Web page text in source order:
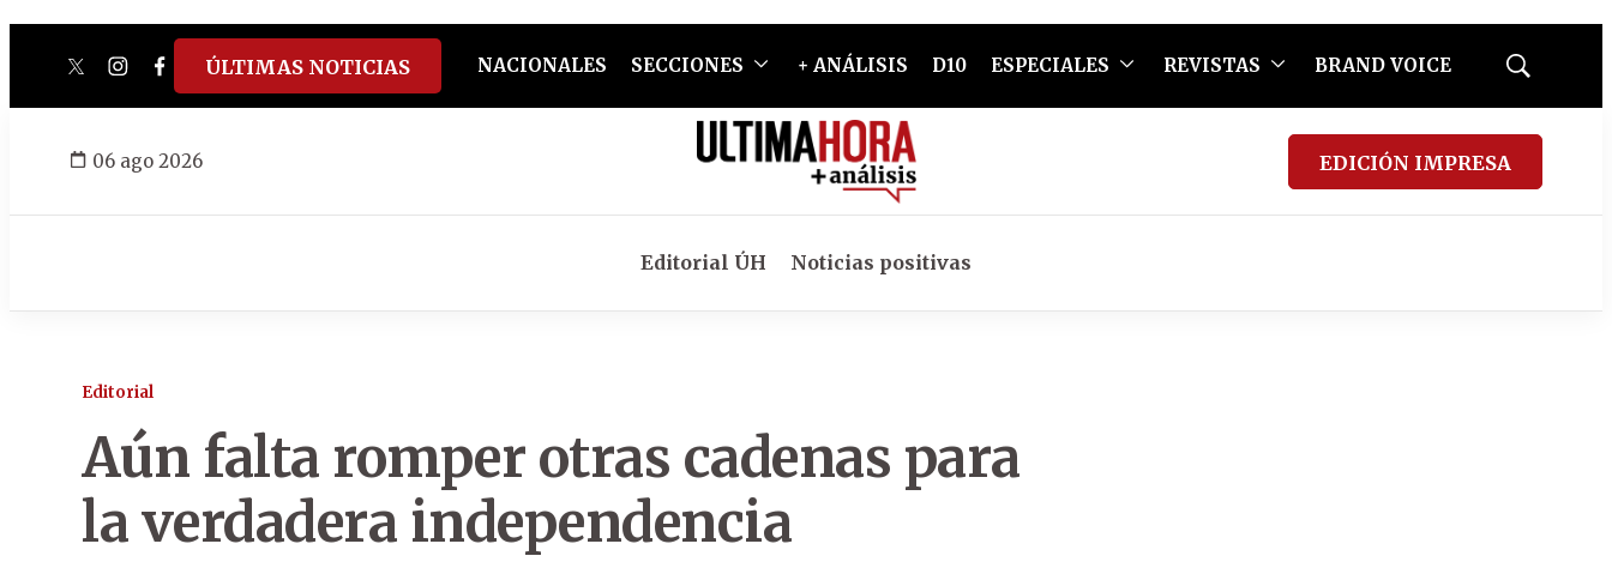
twitterinstagram
facebook
tiktokyoutube
spotify
ÚLTIMAS NOTICIAS NACIONALES SECCIONES + ANÁLISIS D10 ESPECIALES REVISTAS BRAND VOICE
Mostrar
06 ago 2026 EDICIÓN IMPRESA
Editorial ÚH Noticias positivas
Editorial
Aún falta romper otras cadenas para
la verdadera independencia